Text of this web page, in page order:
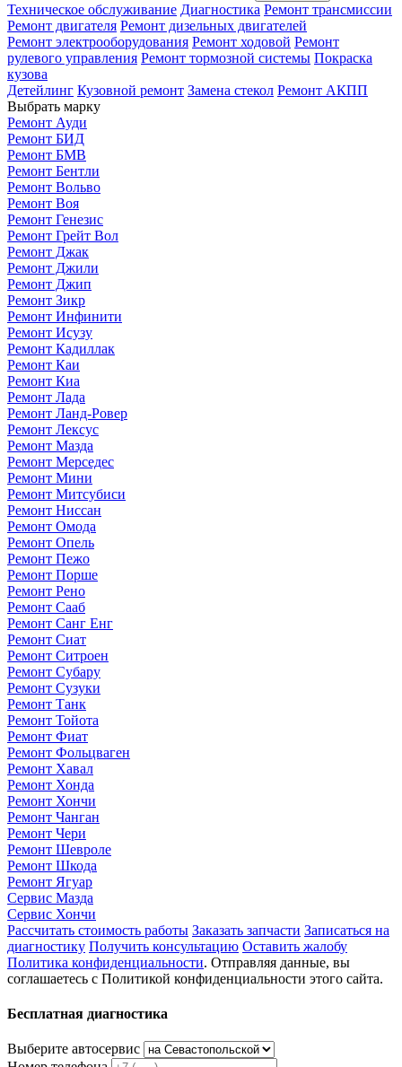
Техническое обслуживание Диагностика Ремонт трансмиссии
Ремонт двигателя Ремонт дизельных двигателей
Ремонт электрооборудования Ремонт ходовой Ремонт
рулевого управления Ремонт тормозной системы Покраска
кузова
Детейлинг Кузовной ремонт Замена стекол Ремонт АКПП
Выбрать марку
Ремонт Ауди
Ремонт БИД
Ремонт БМВ
Ремонт Бентли
Ремонт Вольво
Ремонт Воя
Ремонт Генезис
Ремонт Грейт Вол
Ремонт Джак
Ремонт Джили
Ремонт Джип
Ремонт Зикр
Ремонт Инфинити
Ремонт Исузу
Ремонт Кадиллак
Ремонт Каи
Ремонт Киа
Ремонт Лада
Ремонт Ланд-Ровер
Ремонт Лексус
Ремонт Мазда
Ремонт Мерседес
Ремонт Мини
Ремонт Митсубиси
Ремонт Ниссан
Ремонт Омода
Ремонт Опель
Ремонт Пежо
Ремонт Порше
Ремонт Рено
Ремонт Сааб
Ремонт Санг Енг
Ремонт Сиат
Ремонт Ситроен
Ремонт Субару
Ремонт Сузуки
Ремонт Танк
Ремонт Тойота
Ремонт Фиат
Ремонт Фольцваген
Ремонт Хавал
Ремонт Хонда
Ремонт Хончи
Ремонт Чанган
Ремонт Чери
Ремонт Шевроле
Ремонт Шкода
Ремонт Ягуар
Сервис Мазда
Сервис Хончи
Рассчитать стоимость работы Заказать запчасти Записаться на
диагностику Получить консультацию Оставить жалобу
Политика конфиденциальности. Отправляя данные, вы
соглашаетесь с Политикой конфиденциальности этого сайта.
Бесплатная диагностика
Выберите автосервис